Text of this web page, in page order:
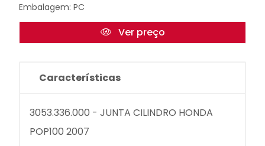
Embalagem: PC
Ver preço
Características
3053.336.000 - JUNTA CILINDRO HONDA
POP100 2007